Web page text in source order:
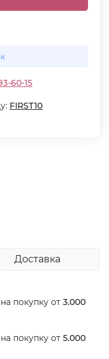
60-15
FIRST10
Доставка
на покупку от 3.000
на покупку от 5.000